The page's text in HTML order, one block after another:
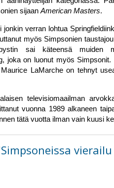
sijaan American Masters.
jonkin verran lohtua
myös Simpsonien
sai käteensä muiden
joka on luonut myös Simpsonit.
LaMarche on tehnyt
televisiomaailman
vuonna 1989 alkaneen
tätä vuotta ilman vain kuusi